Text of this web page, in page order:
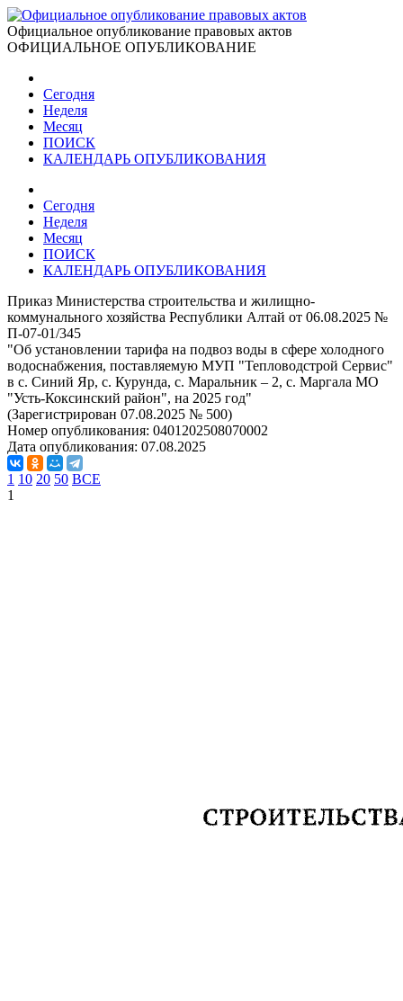
Официальное опубликование правовых актов
ОФИЦИАЛЬНОЕ ОПУБЛИКОВАНИЕ
Сегодня
Неделя
Месяц
ПОИСК
КАЛЕНДАРЬ ОПУБЛИКОВАНИЯ
Сегодня
Неделя
Месяц
ПОИСК
КАЛЕНДАРЬ ОПУБЛИКОВАНИЯ
Приказ Министерства строительства и жилищно-
коммунального хозяйства Республики Алтай от 06.08.2025 №
П-07-01/345
"Об установлении тарифа на подвоз воды в сфере холодного
водоснабжения, поставляемую МУП "Тепловодстрой Сервис"
в с. Синий Яр, с. Курунда, с. Маральник – 2, с. Маргала МО
"Усть-Коксинский район", на 2025 год"
(Зарегистрирован 07.08.2025 № 500)
Номер опубликования: 0401202508070002
Дата опубликования: 07.08.2025
1 10 20 50 ВСЕ
1